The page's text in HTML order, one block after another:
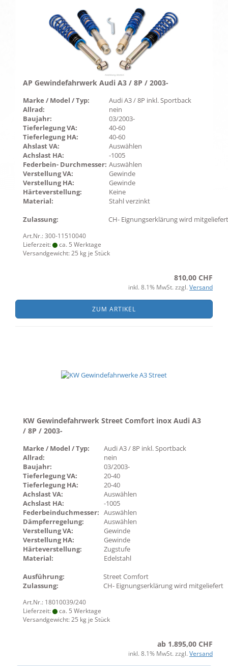
AP Gewindefahrwerk Audi A3 / 8P / 2003-
Marke / Model / Typ:
Audi A3 / 8P inkl. Sportback
Allrad:
nein
Baujahr:
03/2003-
Tieferlegung VA:
40-60
Tieferlegung HA:
40-60
Ahslast VA:
Auswählen
Achslast HA:
-1005
Federbein- Durchmesser: Auswählen
Verstellung VA:
Gewinde
Verstellung HA:
Gewinde
Härteverstellung:
Keine
Material:
Stahl verzinkt
Zulassung:
CH- Eignungserklärung wird mitgeliefert
Art.Nr.: 300-11510040
Lieferzeit:
ca. 5 Werktage
Versandgewicht:25 kg je Stück
810,00 CHF
inkl. 8.1% MwSt. zzgl. Versand
ZUM ARTIKEL
KW Gewindefahrwerk Street Comfort inox Audi A3
/ 8P / 2003-
Marke / Model / Typ:
Audi A3 / 8P inkl. Sportback
Allrad:
nein
Baujahr:
03/2003-
Tieferlegung VA:
20-40
Tieferlegung HA:
20-40
Achslast VA:
Auswählen
Achslast HA:
-1005
Federbeinduchmesser: Auswählen
Dämpferregelung:
Auswählen
Verstellung VA:
Gewinde
Verstellung HA:
Gewinde
Härteverstellung:
Zugstufe
Material:
Edelstahl
Ausführung:
Street Comfort
Zulassung:
CH- Eignungserklärung wird mitgeliefert
Art.Nr.: 18010039/240
Lieferzeit:
ca. 5 Werktage
Versandgewicht:25 kg je Stück
ab 1.895,00 CHF
inkl. 8.1% MwSt. zzgl. Versand